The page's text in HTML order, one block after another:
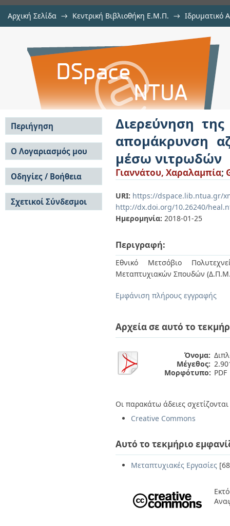
Αρχική Σελίδα → Κεντρική Βιβλιοθήκη Ε.Μ.Π. → Ιδρυματικό
Διερεύνηση της απόδοσης
και φωσφόρου από στραγγίδια
Διερεύνηση
απομάκρυνση
μέσω νιτρωδών
Γιαννάτου, Χαραλαμπία;
URI: https://dspace.lib.ntua.gr/
http://dx.doi.org/10.26240/
Ημερομηνία: 2018-01-25
Περιγραφή:
Εθνικό Μετσόβιο
Μεταπτυχιακών Σπουδών
Εμφάνιση πλήρους εγγραφής
Αρχεία σε αυτό το
Όνομα:
Μέγεθος:
Μορφότυπο: PDF
Οι παρακάτω άδειες
Creative Commons
Αυτό το τεκμήριο
Μεταπτυχιακές Εργασίες
Περιήγηση
Σε όλο το DSpace
Κοινότητες & Συλλογές
Ανά Ημερομηνία
Έκδοσης
Συγγραφείς
Τίτλοι
Θέματα
Ο Λογαριασμός μου
Σύνδεση
Εγγραφή
Οδηγίες / Βοήθεια
Οδηγίες Υποβολής
Οδηγίες Χρήσης ΙΑ
Συχνές Ερωτήσεις
Σχετικοί Σύνδεσμοι